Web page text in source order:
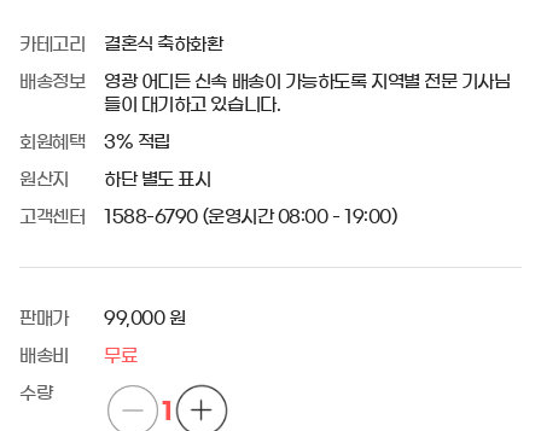
카테고리 결혼식 축하화환
배송정보
영광 어디든 신속 배송이 가능하도록 지역별 전문 기사님
들이 대기하고 있습니다.
회원혜택 3% 적립
원산지 하단 별도 표시
고객센터 1588-6790 (운영시간 08:00 - 19:00)
판매가 99,000 원
배송비 무료
수량
1